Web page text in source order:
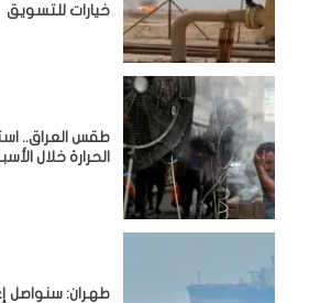
خيارات للتسويق
طقس العراق..
الحرارة خلال
طهران: سنواصل